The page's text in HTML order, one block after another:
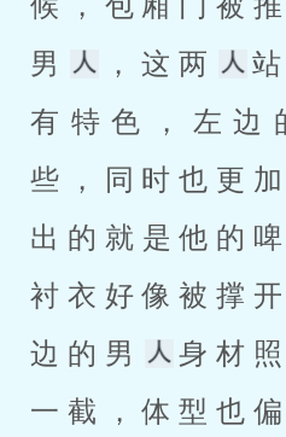
男
，这两
有特色，左边
些，同时也更
出的就是他的
衬衣好像被撑
边的男
身材
一截，体型也